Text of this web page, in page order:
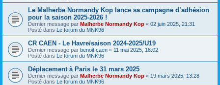
Le Malherbe Normandy Kop lance sa campagne d’adhésion
pour la saison 2025-2026 !
Dernier message par Malherbe Normandy Kop « 02 juin 2025, 21:31
Posté dans Le forum du MNK96
CR CAEN - Le Havre/saison 2024-2025/U19
Dernier message par benoit caen « 11 mai 2025, 18:02
Posté dans Le forum du MNK96
Déplacement à Paris le 31 mars 2025
Dernier message par Malherbe Normandy Kop « 19 mars 2025, 13:28
Posté dans Le forum du MNK96